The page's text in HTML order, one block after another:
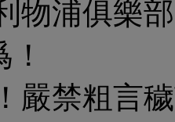
物浦俱樂
嚴禁粗言